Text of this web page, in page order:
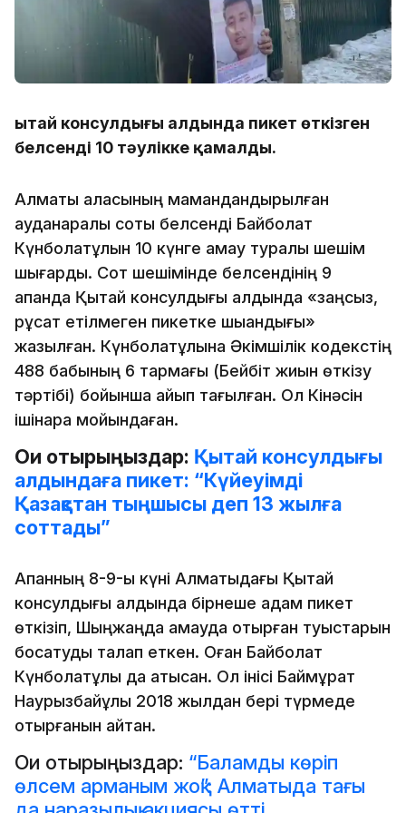
Қытай консулдығы алдында пикет өткізген
белсенді 10 тәулікке қамалды.
Алматы қаласының мамандандырылған
ауданаралық соты белсенді Байболат
Күнболатұлын 10 күнге қамау туралы шешім
шығарды. Сот шешімінде белсендінің 9
ақпанда Қытай консулдығы алдында «заңсыз,
рұқсат етілмеген пикетке шыққандығы»
жазылған. Күнболатұлына Әкімшілік кодекстің
488 бабының 6 тармағы (Бейбіт жиын өткізу
тәртібі) бойынша айып тағылған. Ол Кінәсін
ішінара мойындаған.
Оқи отырыңыздар: Қытай консулдығы
алдындаға пикет: “Күйеуімді
Қазақстан тыңшысы деп 13 жылға
соттады”
Ақпанның 8-9-ы күні Алматыдағы Қытай
консулдығы алдында бірнеше адам пикет
өткізіп, Шыңжаңда қамауда отырған туыстарын
босатуды талап еткен. Оған Байболат
Күнболатұлы да қатысқан. Ол інісі Баймұрат
Наурызбайұлы 2018 жылдан бері түрмеде
отырғанын айтқан.
Оқи отырыңыздар: “Баламды көріп
өлсем арманым жоқ”: Алматыда тағы